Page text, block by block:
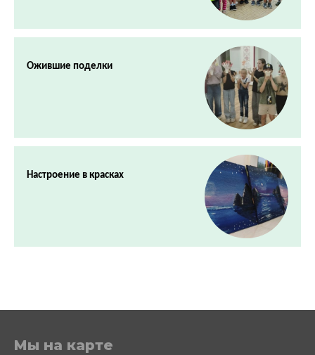
Ожившие поделки
Настроение в красках
Мы на карте